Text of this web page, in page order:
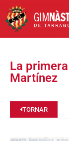
La
Martínez
TORNAR